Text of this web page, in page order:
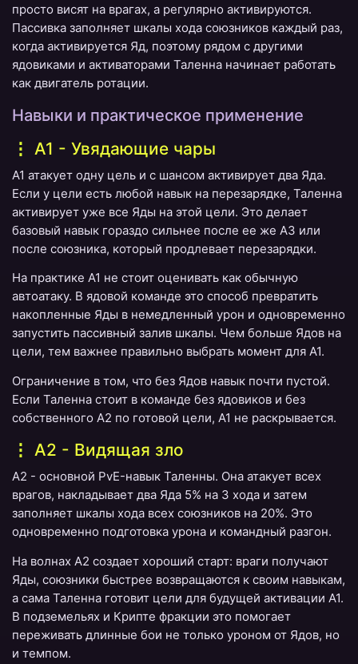
просто висят на врагах, а регулярно активируются.
Пассивка заполняет шкалы хода союзников каждый раз,
когда активируется Яд, поэтому рядом с другими
ядовиками и активаторами Таленна начинает работать
как двигатель ротации.
Навыки и практическое применение
A1 - Увядающие чары
A1 атакует одну цель и с шансом активирует два Яда.
Если у цели есть любой навык на перезарядке, Таленна
активирует уже все Яды на этой цели. Это делает
базовый навык гораздо сильнее после ее же A3 или
после союзника, который продлевает перезарядки.
На практике A1 не стоит оценивать как обычную
автоатаку. В ядовой команде это способ превратить
накопленные Яды в немедленный урон и одновременно
запустить пассивный залив шкалы. Чем больше Ядов на
цели, тем важнее правильно выбрать момент для A1.
Ограничение в том, что без Ядов навык почти пустой.
Если Таленна стоит в команде без ядовиков и без
собственного A2 по готовой цели, A1 не раскрывается.
A2 - Видящая зло
A2 - основной PvE-навык Таленны. Она атакует всех
врагов, накладывает два Яда 5% на 3 хода и затем
заполняет шкалы хода всех союзников на 20%. Это
одновременно подготовка урона и командный разгон.
На волнах A2 создает хороший старт: враги получают
Яды, союзники быстрее возвращаются к своим навыкам,
а сама Таленна готовит цели для будущей активации A1.
В подземельях и Крипте фракции это помогает
переживать длинные бои не только уроном от Ядов, но
и темпом.